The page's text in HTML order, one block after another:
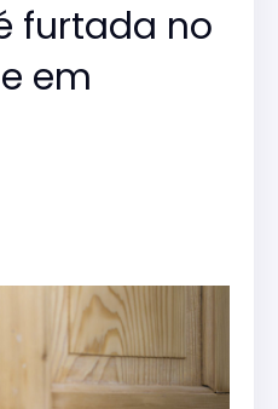
furtada no
em